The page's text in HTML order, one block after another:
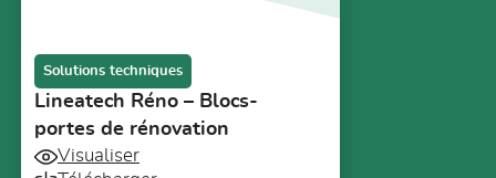
Solutions techniques
Lineatech Réno – Blocs-
portes de rénovation
Visualiser